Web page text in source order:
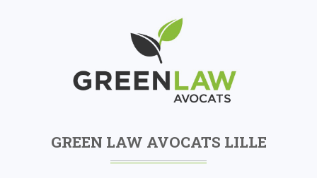
GREEN LAW AVOCATS LILLE